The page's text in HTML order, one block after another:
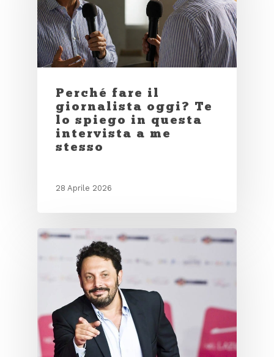
Perché fare il
giornalista oggi? Te
lo spiego in questa
intervista a me
stesso
28 Aprile 2026